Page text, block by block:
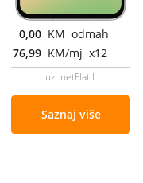
0,00 KM odmah
76,99 KM/mj x12
uz netFlat L
Saznaj više